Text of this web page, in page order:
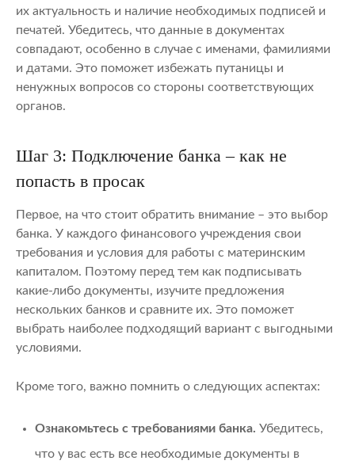
их актуальность и наличие необходимых подписей и
печатей. Убедитесь, что данные в документах
совпадают, особенно в случае с именами, фамилиями
и датами. Это поможет избежать путаницы и
ненужных вопросов со стороны соответствующих
органов.
Шаг 3: Подключение банка – как не
попасть в просак
Первое, на что стоит обратить внимание – это выбор
банка. У каждого финансового учреждения свои
требования и условия для работы с материнским
капиталом. Поэтому перед тем как подписывать
какие-либо документы, изучите предложения
нескольких банков и сравните их. Это поможет
выбрать наиболее подходящий вариант с выгодными
условиями.
Кроме того, важно помнить о следующих аспектах:
Ознакомьтесь с требованиями банка. Убедитесь,
что у вас есть все необходимые документы в